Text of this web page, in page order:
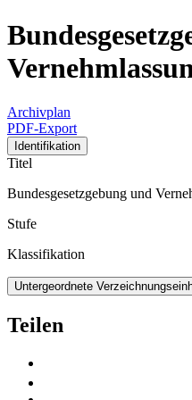
Archivplan
PDF-Export
Identifikation
Titel
Bundesgesetzgebung und
Stufe
Klassifikation
Untergeordnete
Teilen